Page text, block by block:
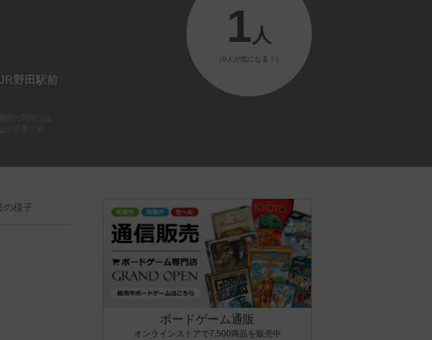
野田駅前
1 人
（0人が気になる！）
の様子
ボードゲーム通販
オンラインストアで7,500商品を販売中